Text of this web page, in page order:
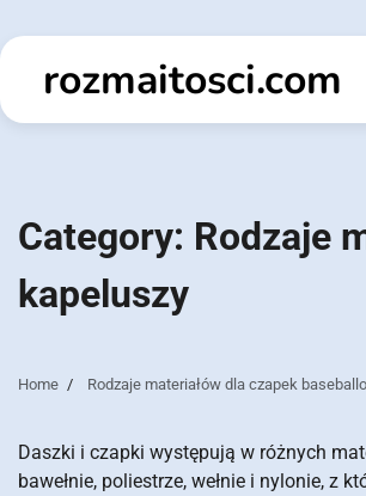
to
contentrozmaitosci.com
Category: Rodzaje
kapeluszy
Home Rodzaje materiałów dla czapek
Daszki i czapki występują w różnych
bawełnie, poliestrze, wełnie i nylonie, z